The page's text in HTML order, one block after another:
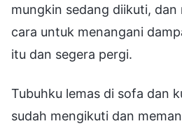
mungkin sedang diikuti,
cara untuk menangani
itu dan segera pergi.
Tubuhku lemas di sofa dan
sudah mengikuti dan